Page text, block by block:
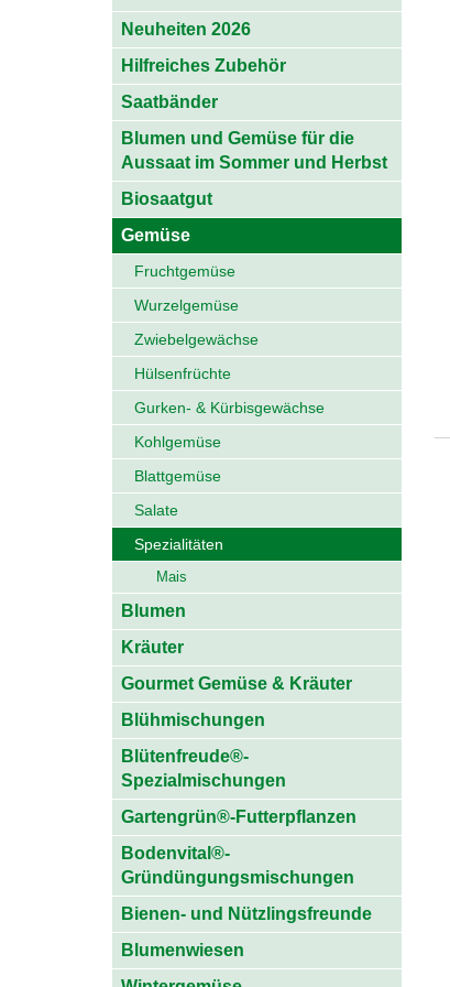
Neuheiten 2026
Hilfreiches Zubehör
Saatbänder
Blumen und Gemüse für die
Aussaat im Sommer und Herbst
Biosaatgut
Gemüse
Fruchtgemüse
Wurzelgemüse
Zwiebelgewächse
Hülsenfrüchte
Gurken- & Kürbisgewächse
Kohlgemüse
Blattgemüse
Salate
Spezialitäten
Mais
Blumen
Kräuter
Gourmet Gemüse & Kräuter
Blühmischungen
Blütenfreude®-
Spezialmischungen
Gartengrün®-Futterpflanzen
Bodenvital®-
Gründüngungsmischungen
Bienen- und Nützlingsfreunde
Blumenwiesen